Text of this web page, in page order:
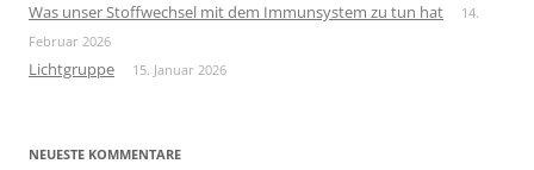
Was unser Stoffwechsel mit dem Immunsystem zu tun hat
14.
Februar 2026
Lichtgruppe 15. Januar 2026
NEUESTE KOMMENTARE